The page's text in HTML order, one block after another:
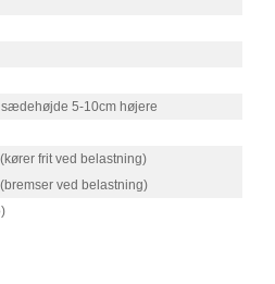
5-10cm højere
frit ved belastning)
ved belastning)